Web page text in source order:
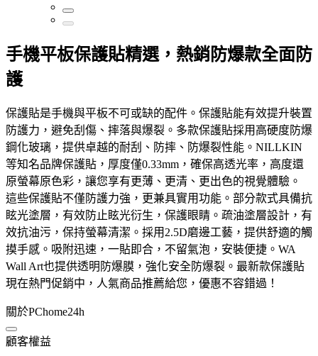
手機平板保護貼精選，熱銷防爆款全面防
護
保護貼是手機與平板不可或缺的配件。保護貼能有效提升裝置
防護力，避免刮傷、摔落與爆裂。多款保護貼採用高硬度防爆
鋼化玻璃，提供卓越的耐刮、防摔、防爆裂性能。NILLKIN
等知名品牌保護貼，厚度僅0.33mm，確保高透光率，高度還
原螢幕原色彩，讓您享有更薄、更清、更出色的視覺體驗。
這些保護貼不僅防護力強，更兼具實用功能。部分款式具備抗
眩光塗層，有效防止眩光衍生，保護眼睛。疏油塗層設計，有
效抗油污，保持螢幕清潔。採用2.5D磨邊工藝，提供舒適的觸
摸手感。吸附迅速，一貼即合，不留氣泡，安裝便捷。WA
Wall Art也提供透明防爆膜，強化安全防爆裂。最新款保護貼
現在熱門促銷中，人氣商品推薦給您，優惠不容錯過！
關於PChome24h
顧客權益